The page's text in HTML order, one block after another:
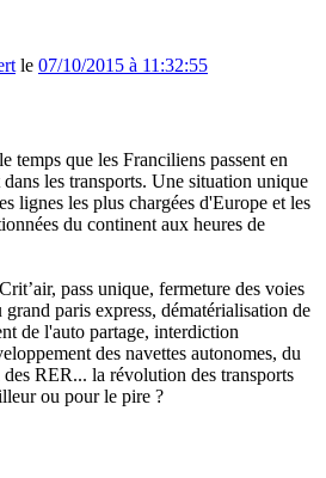
le 07/10/2015 à 11:32:55
temps que les Franciliens passent en
les transports. Une situation unique
lignes les plus chargées d'Europe et les
du continent aux heures de
pass unique, fermeture des voies
paris express, dématérialisation de
de l'auto partage, interdiction
des navettes autonomes, du
RER... la révolution des transports
ou pour le pire ?